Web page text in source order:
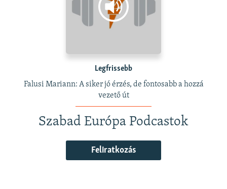
Legfrissebb
Falusi Mariann: A siker jó érzés, de fontosabb a hozzá
vezető út
Szabad Európa Podcastok
Feliratkozás